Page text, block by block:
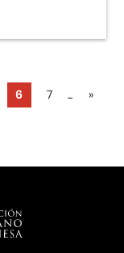
6 7 ... »